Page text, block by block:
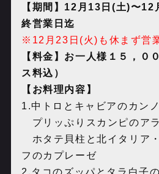
【期間】12月13日(土)〜12
終営業日迄
※12月23日(火)も休まず営
【料金】お一人様１５，０
ス料込）
【お料理内容】
1.中トロとキャビアのカン
プリッぷりスカンピのア
ホタテ貝柱と北イタリア
フのカプレーゼ